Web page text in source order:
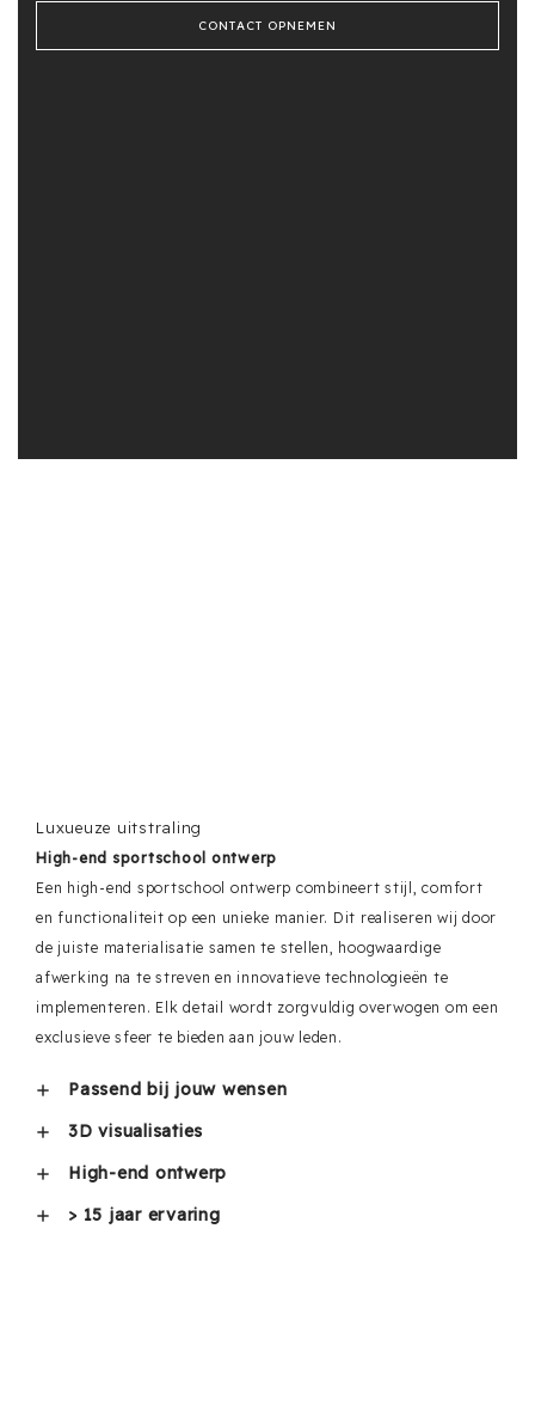
CONTACT OPNEMEN
Luxueuze uitstraling
High-end sportschool ontwerp
Een high-end sportschool ontwerp combineert stijl, comfort
en functionaliteit op een unieke manier. Dit realiseren wij door
de juiste materialisatie samen te stellen, hoogwaardige
afwerking na te streven en innovatieve technologieën te
implementeren. Elk detail wordt zorgvuldig overwogen om een
exclusieve sfeer te bieden aan jouw leden.
Passend bij jouw wensen
3D visualisaties
High-end ontwerp
> 15 jaar ervaring